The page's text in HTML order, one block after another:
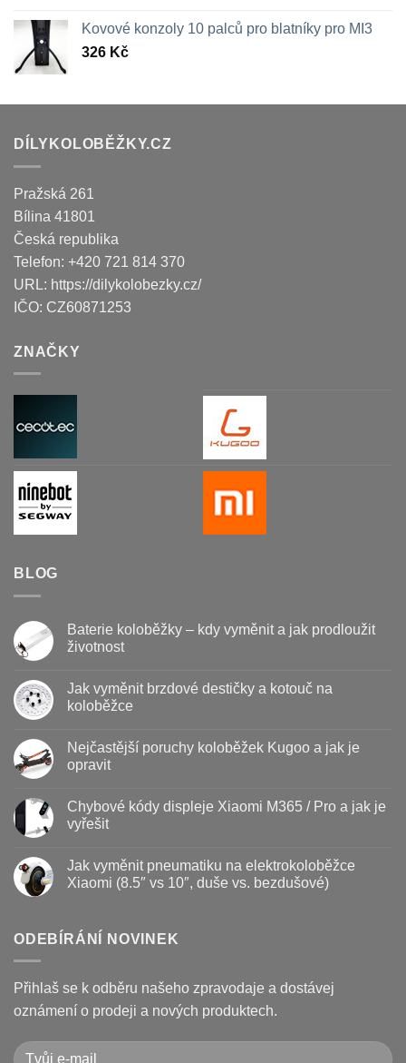
Kovové konzoly 10 palců pro blatníky pro MI3
326 Kč
DÍLYKOLOBĚŽKY.CZ
Pražská 261
Bílina 41801
Česká republika
Telefon: +420 721 814 370
URL: https://dilykolobezky.cz/
IČO: CZ60871253
ZNAČKY
BLOG
Baterie koloběžky – kdy vyměnit a jak prodloužit
životnost
textu
s
koloběžky
kdy
jak
prodloužit
životnost
Jak vyměnit brzdové destičky a kotouč na
koloběžce
u
textu
s
vyměnit
brzdové
destičky
na
koloběžce
Nejčastější poruchy koloběžek Kugoo a jak je
opravit
u
textu
s
poruchy
koloběžek
Kugoo
opravit
Chybové kódy displeje Xiaomi M365 / Pro a jak je
vyřešit
textu
s
displeje
Xiaomi
Pro
a
jak
je
Jak vyměnit pneumatiku na elektrokoloběžce
Xiaomi (8.5″ vs 10″, duše vs. bezdušové)
textu
s
vyměnit
pneumatiku
na
elektrokoloběžce
(8.5″
vs
ODEBÍRÁNÍ NOVINEK
Přihlaš se k odběru našeho zpravodaje a dostávej
oznámení o prodeji a nových produktech.